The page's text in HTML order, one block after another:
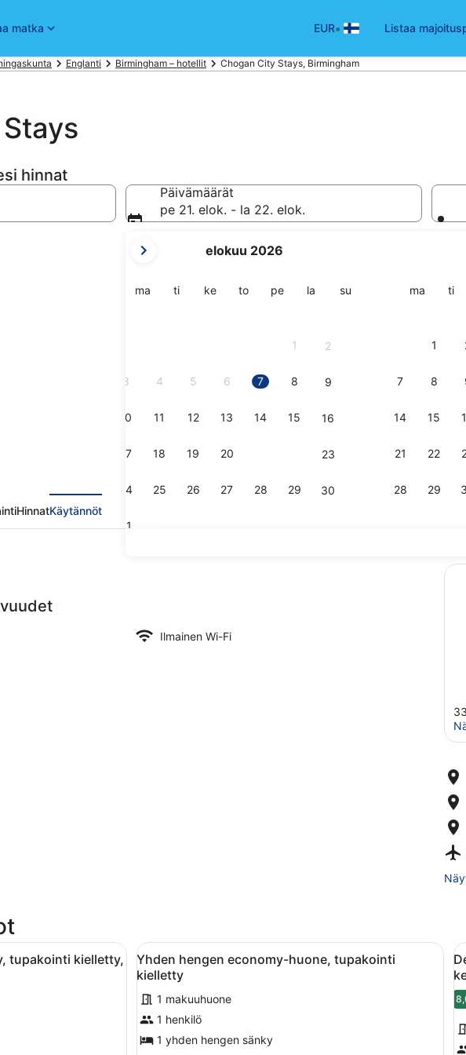
matka
EUR• Listaa
Englanti Birmingham – hotellit Chogan City Stays, Birmingham
hinnat
Päivämäärät
pe 21. elok. - la 22. elok.
kuukautesi
August
elokuu 2026
mamaanantai
titiistaikekeskiviikko
totorstai
peperjantai
la lauantai
susunnuntai
1 2
3 4 5 6 7 8 9
10 11 12 13 14 15 16
17 18 19 20 23
24 25 26 27 28 29 30
31
ma ti
1
7 8
14 15
21 22
28 29
Deluxe-huoneisto, 1 parisänky, tupakointi kielletty, keittiö | Työpöytä,
Yhden
HinnatKäytännöt
Ilmainen Wi-Fi
jossa on sänky, vaatekaappi, yöpöytä ja taulu seinällä.
tupakointi kielletty,
Avaa
kaikki
huonetyypin
Yhden
hengen
economy-
Pieni makuuhuone, jossa on
3
Yhden hengen economy-huone, tupakointi
kielletty
1 makuuhuone
1 henkilö
1 yhden hengen sänky
1